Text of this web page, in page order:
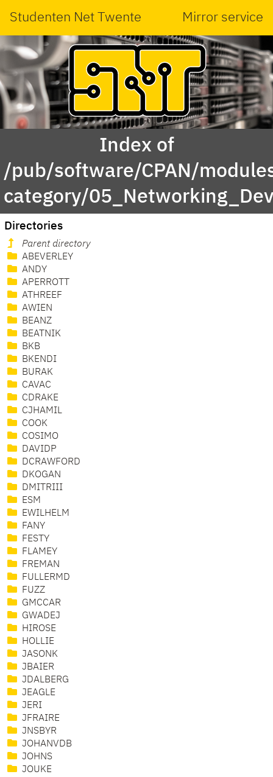
Studenten Net Twente Mirror service
Index of
/pub/software/CPAN/
category/
Directories
Parent directory
ABEVERLEY
ANDY
APERROTT
ATHREEF
AWIEN
BEANZ
BEATNIK
BKB
BKENDI
BURAK
CAVAC
CDRAKE
CJHAMIL
COOK
COSIMO
DAVIDP
DCRAWFORD
DKOGAN
DMITRIII
ESM
EWILHELM
FANY
FESTY
FLAMEY
FREMAN
FULLERMD
FUZZ
GMCCAR
GWADEJ
HIROSE
HOLLIE
JASONK
JBAIER
JDALBERG
JEAGLE
JERI
JFRAIRE
JNSBYR
JOHANVDB
JOHNS
JOUKE